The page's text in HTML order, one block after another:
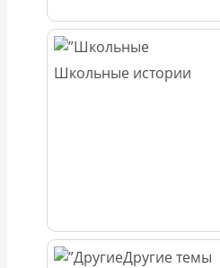
Школьные истории
Другие темы